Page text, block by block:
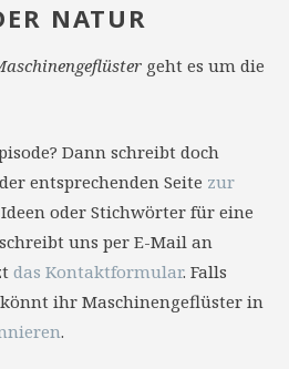
NATUR
geht es um die
Dann schreibt doch
entsprechenden Seite zur
oder Stichwörter für eine
uns per E-Mail an
das Kontaktformular. Falls
ihr Maschinengeflüster in
.